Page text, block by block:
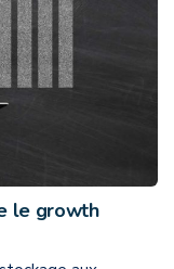
le growth